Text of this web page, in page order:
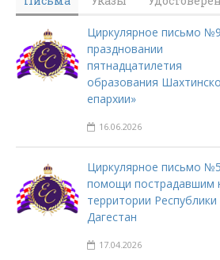
Циркулярное письмо
праздновании
пятнадцатилетия
образования
епархии»
16.06.2026
Циркулярное письмо
помощи пострадавшим
территории Республики
Дагестан
17.04.2026